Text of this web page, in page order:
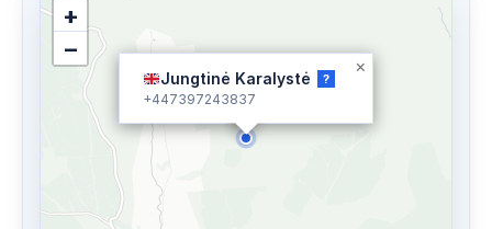
Jungtinė Karalystė ?
+447397243837
×
+
−